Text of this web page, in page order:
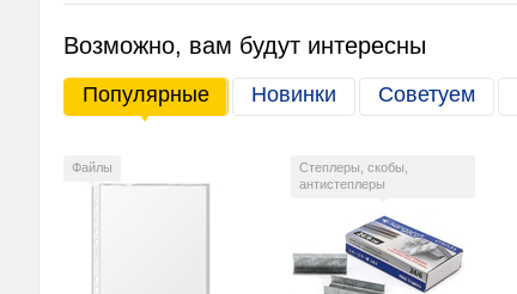
Возможно, вам будут интересны
Популярные Новинки Советуем
Файлы
Степлеры, скобы,
антистеплеры